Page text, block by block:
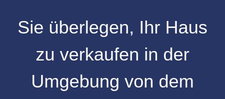
Sie überlegen, Ihr Haus
zu verkaufen in der
Umgebung von dem